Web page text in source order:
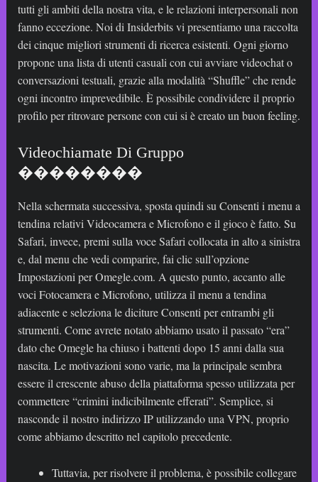
tutti gli ambiti della nostra vita, e le relazioni interpersonali non
fanno eccezione. Noi di Insiderbits vi presentiamo una raccolta
dei cinque migliori strumenti di ricerca esistenti. Ogni giorno
propone una lista di utenti casuali con cui avviare videochat o
conversazioni testuali, grazie alla modalità “Shuffle” che rende
ogni incontro imprevedibile. È possibile condividere il proprio
profilo per ritrovare persone con cui si è creato un buon feeling.
Videochiamate Di Gruppo
��‍��‍��‍��
Nella schermata successiva, sposta quindi su Consenti i menu a
tendina relativi Videocamera e Microfono e il gioco è fatto. Su
Safari, invece, premi sulla voce Safari collocata in alto a sinistra
e, dal menu che vedi comparire, fai clic sull’opzione
Impostazioni per Omegle.com. A questo punto, accanto alle
voci Fotocamera e Microfono, utilizza il menu a tendina
adiacente e seleziona le diciture Consenti per entrambi gli
strumenti. Come avrete notato abbiamo usato il passato “era”
dato che Omegle ha chiuso i battenti dopo 15 anni dalla sua
nascita. Le motivazioni sono varie, ma la principale sembra
essere il crescente abuso della piattaforma spesso utilizzata per
commettere “crimini indicibilmente efferati”. Semplice, si
nasconde il nostro indirizzo IP utilizzando una VPN, proprio
come abbiamo descritto nel capitolo precedente.
Tuttavia, per risolvere il problema, è possibile collegare